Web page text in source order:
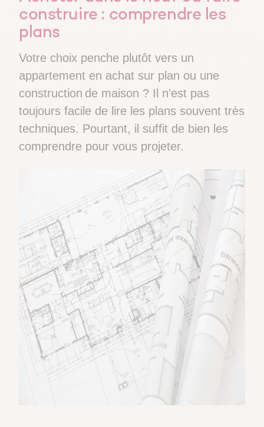
construire : comprendre les
plans
Votre choix penche plutôt vers un
appartement en achat sur plan ou une
construction de maison ? Il n’est pas
toujours facile de lire les plans souvent très
techniques. Pourtant, il suffit de bien les
comprendre pour vous projeter.